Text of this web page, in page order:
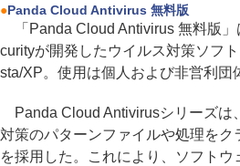
●Panda Cloud Antivirus 無料版
「Panda Cloud Antivirus 無料版」
curityが開発したウイルス対策ソフ
sta/XP。使用は個人および非営利団
Panda Cloud Antivirusシリーズは
対策のパターンファイルや処理を
を採用した。これにより、ソフト